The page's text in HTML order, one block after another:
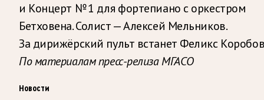
и Концерт № 1 для фортепиано с оркестром
Бетховена. Солист — Алексей Мельников.
За дирижёрский пульт встанет Феликс
По материалам пресс-релиза МГАСО
Новости